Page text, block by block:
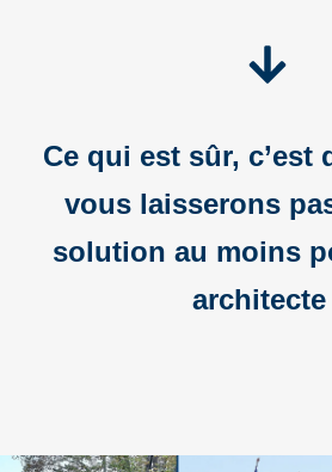
Ce qui est sûr, c’est
vous laisserons
solution au moins
architecte